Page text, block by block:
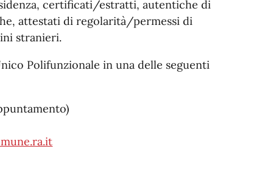
certificati/estratti, autentiche di
attestati di regolarità/permessi di
stranieri.
Polifunzionale in una delle seguenti